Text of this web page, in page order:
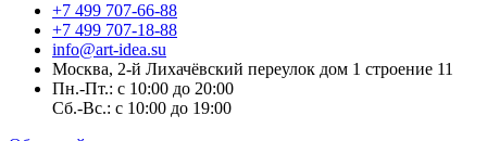
+7 499 707-66-88
+7 499 707-18-88
info@art-idea.su
Москва, 2-й Лихачёвский переулок дом 1 строение 11
Пн.-Пт.: с 10:00 до 20:00
Сб.-Вс.: с 10:00 до 19:00